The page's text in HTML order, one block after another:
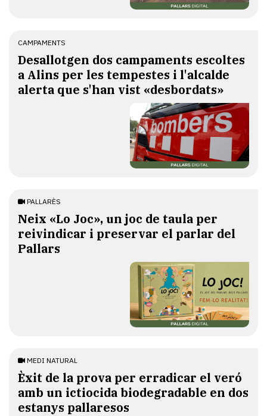
CAMPAMENTS
​Desallotgen dos campaments escoltes
a Alins per les tempestes i l'alcalde
alerta que s'han vist «desbordats»
PALLARÈS
​Neix «Lo Joc», un joc de taula per
reivindicar i preservar el parlar del
Pallars
MEDI NATURAL
Èxit de la prova per erradicar el veró
amb un ictiocida biodegradable en dos
estanys pallaresos